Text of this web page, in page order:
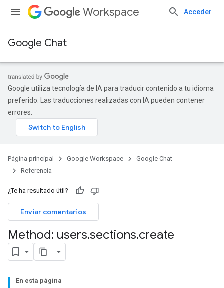
Workspace Acceder
Google Chat
Google utiliza tecnología de IA para traducir contenido a tu idioma
preferido. Las traducciones realizadas con IA pueden contener
errores.
Página principal Google Workspace
Google Chat
Referencia
¿Te ha resultado útil?
Enviar comentarios
Method: users.sections.create
En esta página